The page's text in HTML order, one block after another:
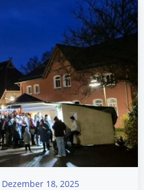
Dezember 18, 2025